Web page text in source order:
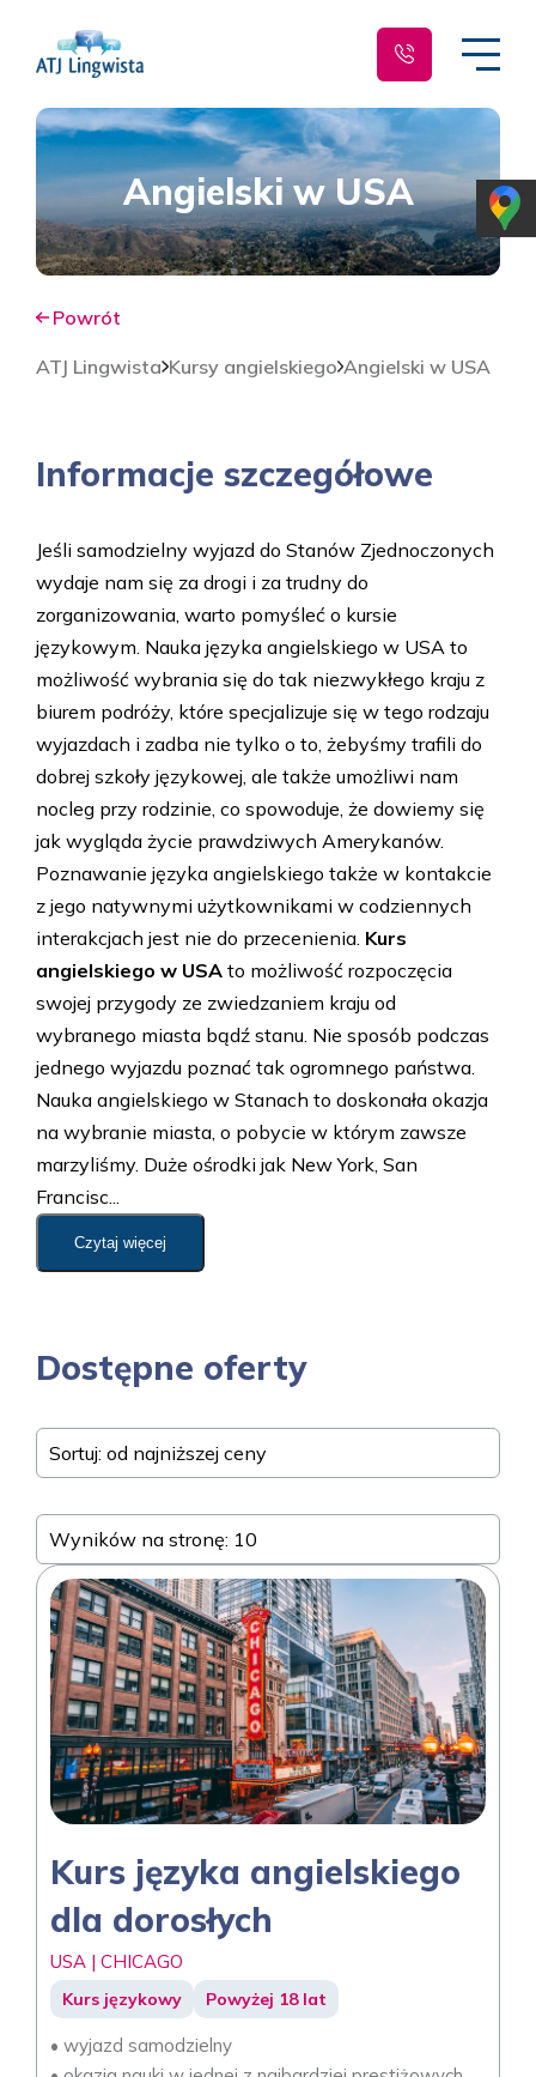
Angielski w USA
Powrót
ATJ Lingwista Kursy angielskiego Angielski w USA
Informacje szczegółowe
Jeśli samodzielny wyjazd do Stanów Zjednoczonych
wydaje nam się za drogi i za trudny do
zorganizowania, warto pomyśleć o kursie
językowym. Nauka języka angielskiego w USA to
możliwość wybrania się do tak niezwykłego kraju z
biurem podróży, które specjalizuje się w tego rodzaju
wyjazdach i zadba nie tylko o to, żebyśmy trafili do
dobrej szkoły językowej, ale także umożliwi nam
nocleg przy rodzinie, co spowoduje, że dowiemy się
jak wygląda życie prawdziwych Amerykanów.
Poznawanie języka angielskiego także w kontakcie
z jego natywnymi użytkownikami w codziennych
interakcjach jest nie do przecenienia. Kurs
angielskiego w USA to możliwość rozpoczęcia
swojej przygody ze zwiedzaniem kraju od
wybranego miasta bądź stanu. Nie sposób podczas
jednego wyjazdu poznać tak ogromnego państwa.
Nauka angielskiego w Stanach to doskonała okazja
na wybranie miasta, o pobycie w którym zawsze
marzyliśmy. Duże ośrodki jak New York, San
Francisc...
Czytaj więcej
Dostępne oferty
Sortuj: od najniższej ceny
Wyników na stronę: 10
Kurs języka angielskiego
dla dorosłych
USA | CHICAGO
Kurs językowy Powyżej 18 lat
• wyjazd samodzielny